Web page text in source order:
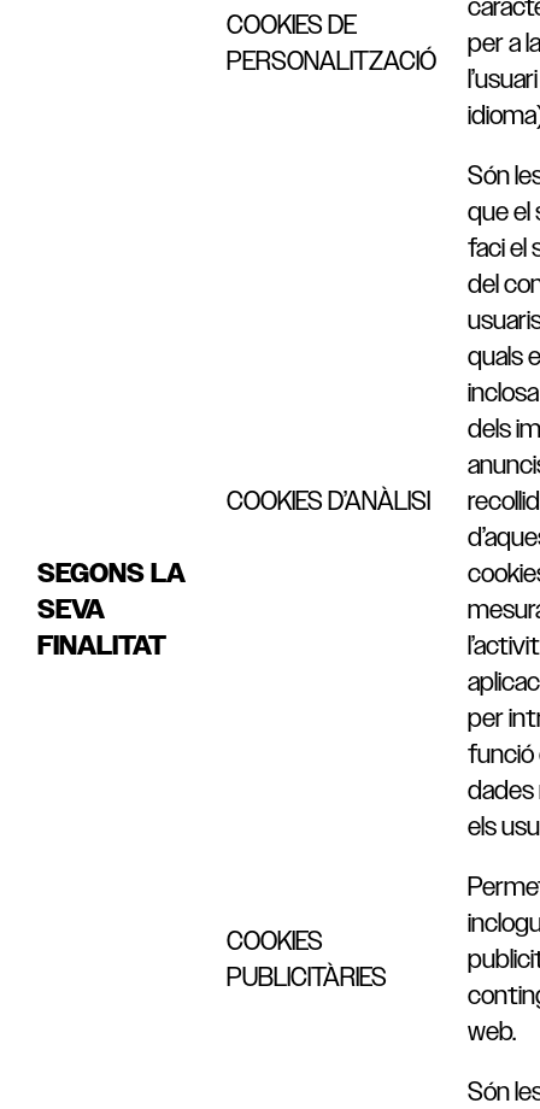
SEGONS LA
SEVA
FINALITAT
COOKIES DE
PERSONALITZACIÓ
per a
COOKIES D’ANÀLISI
Són
que el
faci el
del
quals
dels
per
funció
dades
els
COOKIES
PUBLICITÀRIES
web.
Són